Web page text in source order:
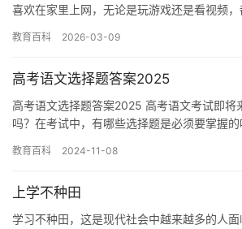
喜欢在家里上网，无论是玩游戏还是看视频，
的…
教育百科 2026-03-09
高考语文选择题答案2025
高考语文选择题答案2025 高考语文考试即将
吗？在考试中，有哪些选择题是必须要掌握
教育百科 2024-11-08
上学不种田
学习不种田，这是现代社会中越来越多的人